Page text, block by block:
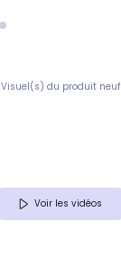
Visuel(s) du produit neuf
Voir les vidéos